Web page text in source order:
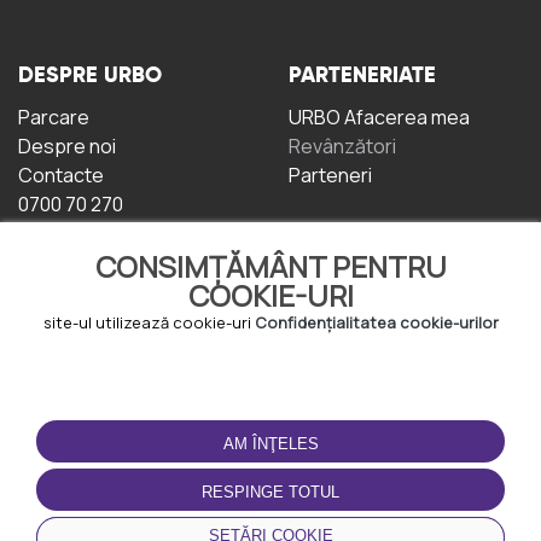
CONSIMȚĂMÂNT PENTRU
COOKIE-URI
site-ul utilizează cookie-uri Confidențialitatea cookie-urilor
AM ÎNŢELES
RESPINGE TOTUL
SETĂRI COOKIE
DESPRE URBO
Parcare
Despre noi
Contacte
0700 70 270
PARTENERIATE
URBO Afacerea mea
Revânzători
Parteneri
TERMENI DE UTILIZARE
Termeni și condiții
Politica de
Confidențialitate
Politica de cookie-uri
DESCĂRCAȚI
APLICAȚIA